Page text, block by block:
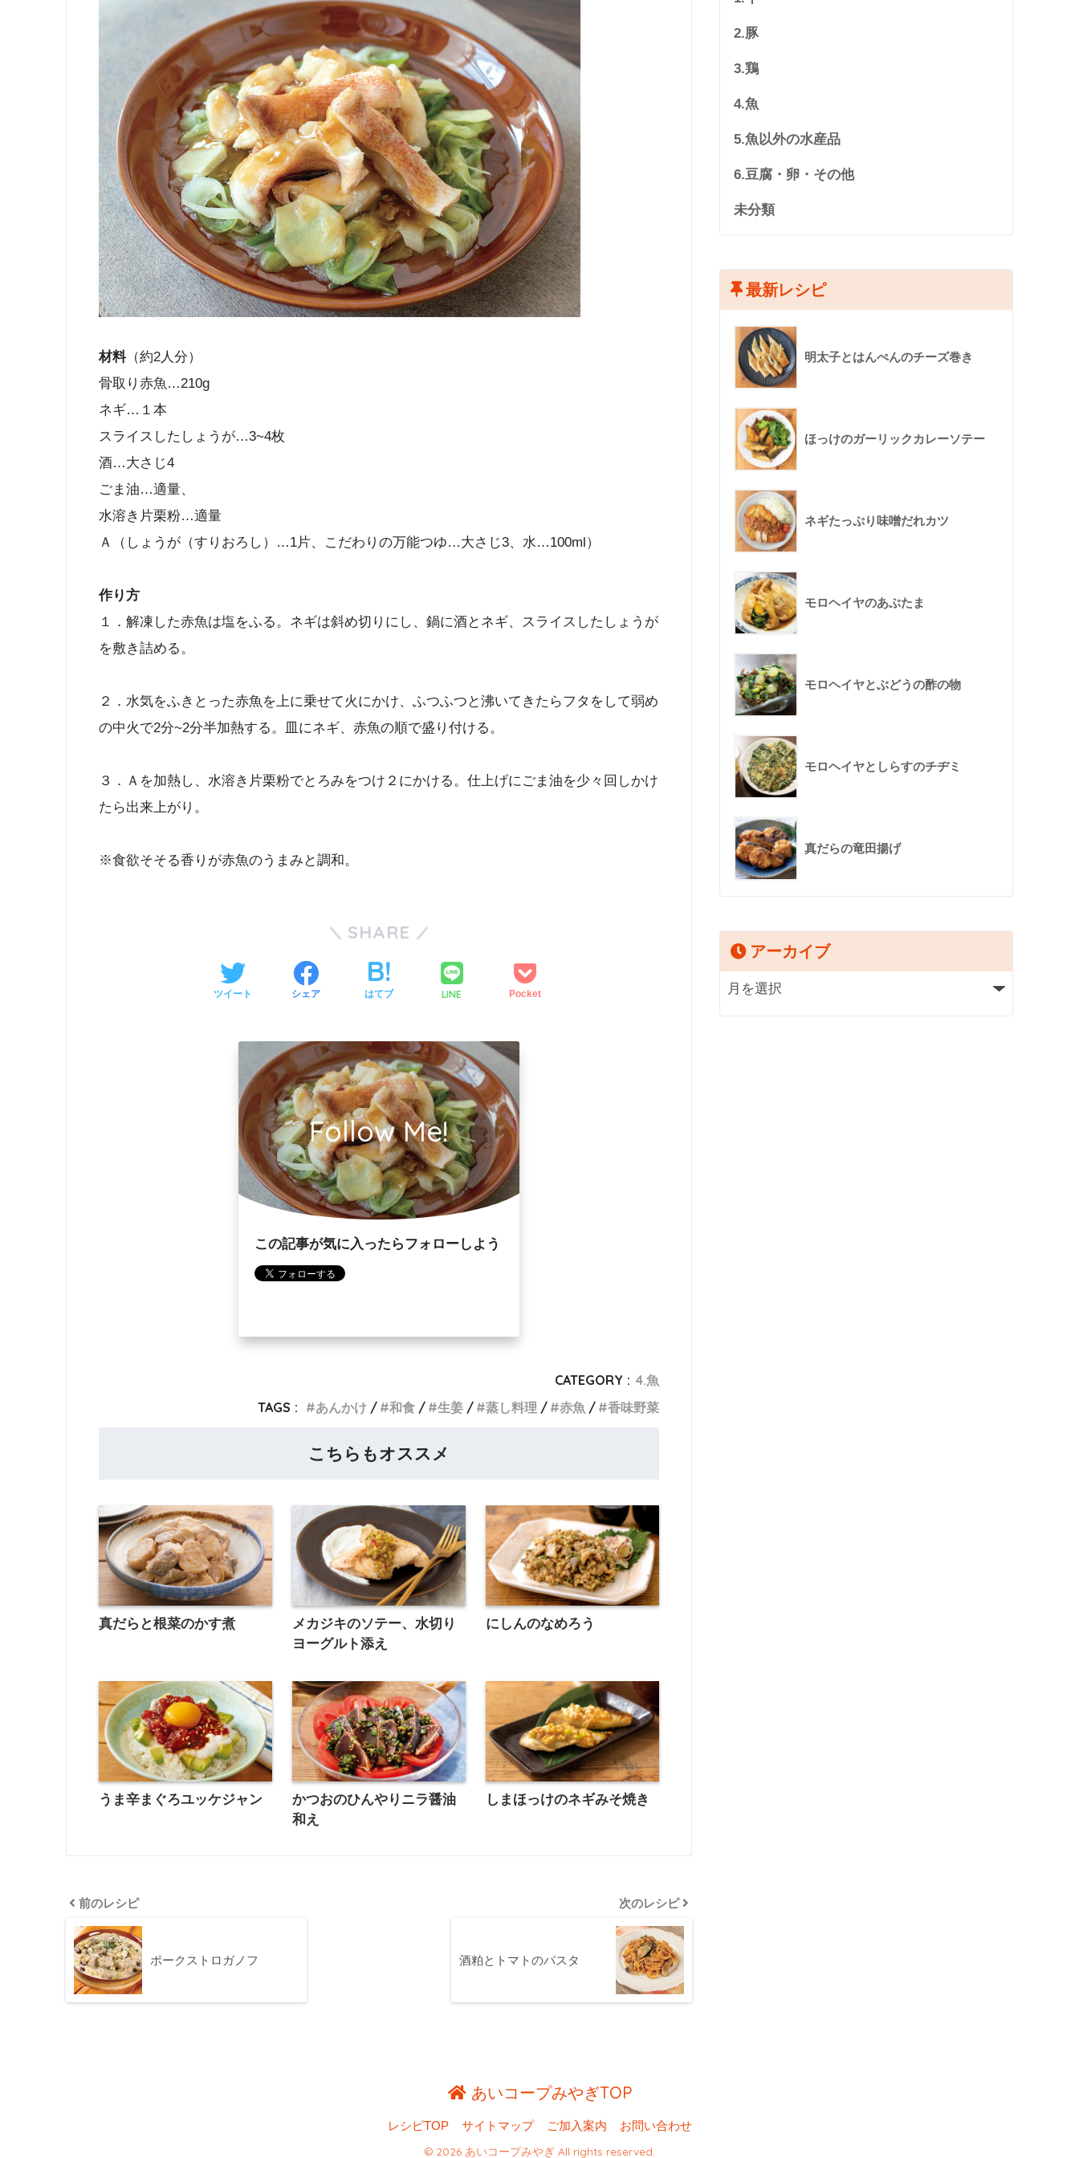
材料（約2人分）
骨取り赤魚…210g
ネギ…１本
スライスしたしょうが…3~4枚
酒…大さじ4
ごま油…適量、
水溶き片栗粉…適量
Ａ（しょうが（すりおろし）…1片、こだわりの万能つゆ…大さじ3、水…100ml）
作り方
１．解凍した赤魚は塩をふる。ネギは斜め切りにし、鍋に酒とネギ、スライスしたしょうが
を敷き詰める。
２．水気をふきとった赤魚を上に乗せて火にかけ、ふつふつと沸いてきたらフタをして弱め
の中火で2分~2分半加熱する。皿にネギ、赤魚の順で盛り付ける。
３．Ａを加熱し、水溶き片栗粉でとろみをつけ２にかける。仕上げにごま油を少々回しかけ
たら出来上がり。
※食欲そそる香りが赤魚のうまみと調和。
SHARE
ツイート シェア はてブ LINE Pocket
Follow Me!
この記事が気に入ったらフォローしよう
CATEGORY : 4.魚
TAGS :
あんかけ 和食 生姜 蒸し料理 赤魚 香味野菜
こちらもオススメ
真だらと根菜のかす煮
メカジキのソテー、水切り
ヨーグルト添え
にしんのなめろう
うま辛まぐろユッケジャン
かつおのひんやりニラ醤油
和え
しまほっけのネギみそ焼き
前のレシピ
ポークストロガノフ
次のレシピ
酒粕とトマトのパスタ
2.豚
3.鶏
4.魚
5.魚以外の水産品
6.豆腐・卵・その他
未分類
最新レシピ
明太子とはんぺんのチーズ巻き
ほっけのガーリックカレーソテー
ネギたっぷり味噌だれカツ
モロヘイヤのあぶたま
モロヘイヤとぶどうの酢の物
モロヘイヤとしらすのチヂミ
真だらの竜田揚げ
アーカイブ
あいコープみやぎTOP
レシピTOP サイトマップ ご加入案内 お問い合わせ
© 2026 あいコープみやぎ All rights reserved.